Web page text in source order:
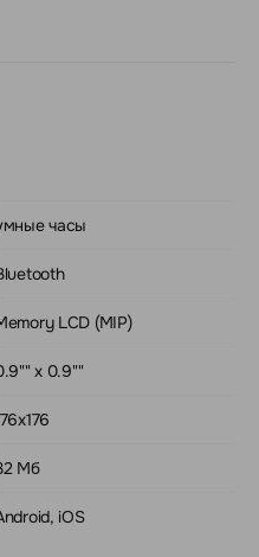
часы
LCD (MIP)
x 0.9""
Мб
iOS